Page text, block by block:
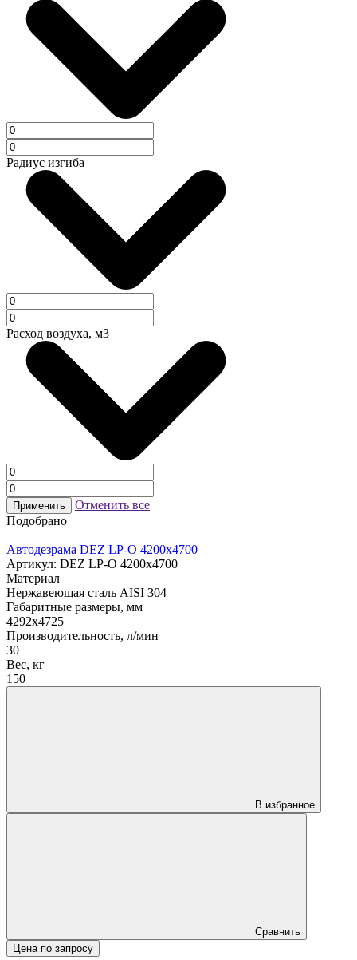
Радиус изгиба
Расход воздуха, м3
Применить
Отменить все
Подобрано
Автодезрама DEZ LP-О 4200х4700
Артикул: DEZ LP-О 4200х4700
Материал
Нержавеющая сталь AISI 304
Габаритные размеры, мм
4292х4725
Производительность, л/мин
30
Вес, кг
150
В избранное
Сравнить
Цена по запросу